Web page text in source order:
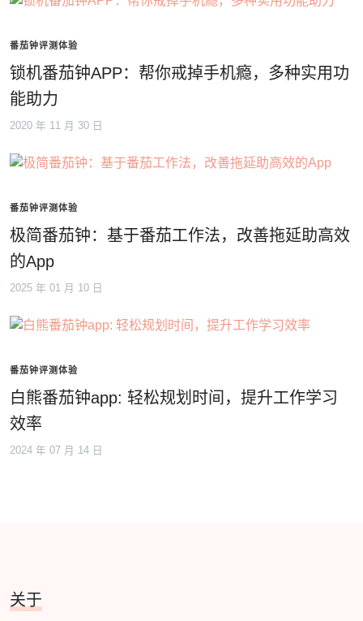
番茄钟评测体验
锁机番茄钟APP：帮你戒掉手机瘾，多种实用功
能助力
2020 年 11 月 30 日
番茄钟评测体验
极简番茄钟：基于番茄工作法，改善拖延助高效
的App
2025 年 01 月 10 日
番茄钟评测体验
白熊番茄钟app: 轻松规划时间，提升工作学习
效率
2024 年 07 月 14 日
关于